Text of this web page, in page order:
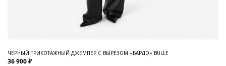
ЧЕРНЫЙ ТРИКОТАЖНЫЙ ДЖЕМПЕР С ВЫРЕЗОМ «БАРДО» BULLE
36 900 ₽